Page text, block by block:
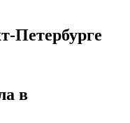
Петербурге
в